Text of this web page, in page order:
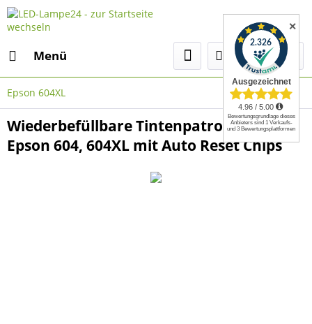
Menü
Epson 604XL
Wiederbefüllbare Tintenpatronen wie
Epson 604, 604XL mit Auto Reset Chips
✕